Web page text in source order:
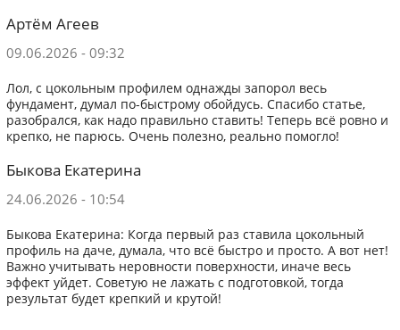
Артём Агеев
09.06.2026 - 09:32
Лол, с цокольным профилем однажды запорол весь
фундамент, думал по-быстрому обойдусь. Спасибо статье,
разобрался, как надо правильно ставить! Теперь всё ровно и
крепко, не парюсь. Очень полезно, реально помогло!
Быкова Екатерина
24.06.2026 - 10:54
Быкова Екатерина: Когда первый раз ставила цокольный
профиль на даче, думала, что всё быстро и просто. А вот нет!
Важно учитывать неровности поверхности, иначе весь
эффект уйдет. Советую не лажать с подготовкой, тогда
результат будет крепкий и крутой!